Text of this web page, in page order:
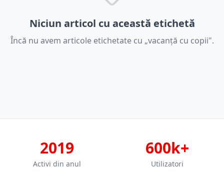
Niciun articol cu această etichetă
Încă nu avem articole etichetate cu „vacanță cu copii".
2019
Activi din anul
600k+
Utilizatori